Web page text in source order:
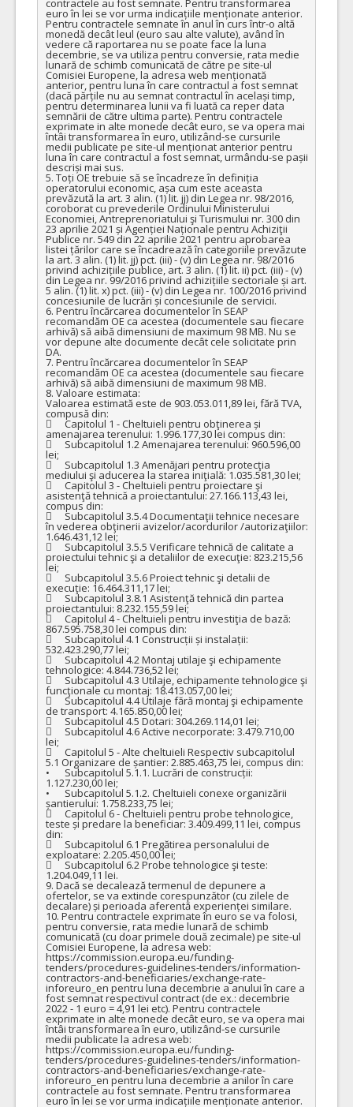
contractele au fost semnate. Pentru transformarea
euro în lei se vor urma indicațiile menționate anterior.
Pentru contractele semnate în anul în curs într-o altă
monedă decât leul (euro sau alte valute), având în
vedere că raportarea nu se poate face la luna
decembrie, se va utiliza pentru conversie, rata medie
lunară de schimb comunicată de către pe site-ul
Comisiei Europene, la adresa web menționată
anterior, pentru luna în care contractul a fost semnat
(dacă părțile nu au semnat contractul în același timp,
pentru determinarea lunii va fi luată ca reper data
semnării de către ultima parte). Pentru contractele
exprimate in alte monede decât euro, se va opera mai
întâi transformarea în euro, utilizând-se cursurile
medii publicate pe site-ul menționat anterior pentru
luna în care contractul a fost semnat, urmându-se pașii
descriși mai sus.
5. Toți OE trebuie să se încadreze în definiția
operatorului economic, așa cum este aceasta
prevăzută la art. 3 alin. (1) lit. jj) din Legea nr. 98/2016,
coroborat cu prevederile Ordinului Ministerului
Economiei, Antreprenoriatului şi Turismului nr. 300 din
23 aprilie 2021 și Agenției Naționale pentru Achiziţii
Publice nr. 549 din 22 aprilie 2021 pentru aprobarea
listei țărilor care se încadrează în categoriile prevăzute
la art. 3 alin. (1) lit. jj) pct. (iii) - (v) din Legea nr. 98/2016
privind achizițiile publice, art. 3 alin. (1) lit. ii) pct. (iii) - (v)
din Legea nr. 99/2016 privind achizițiile sectoriale și art.
5 alin. (1) lit. x) pct. (iii) - (v) din Legea nr. 100/2016 privind
concesiunile de lucrări și concesiunile de servicii.
6. Pentru încărcarea documentelor în SEAP
recomandăm OE ca acestea (documentele sau fiecare
arhivă) să aibă dimensiuni de maximum 98 MB. Nu se
vor depune alte documente decât cele solicitate prin
DA.
7. Pentru încărcarea documentelor în SEAP
recomandăm OE ca acestea (documentele sau fiecare
arhivă) să aibă dimensiuni de maximum 98 MB.
8. Valoare estimata:
Valoarea estimată este de 903.053.011,89 lei, fără TVA,
compusă din:
	Capitolul 1 - Cheltuieli pentru obţinerea și
amenajarea terenului: 1.996.177,30 lei compus din:
	Subcapitolul 1.2 Amenajarea terenului: 960.596,00
lei;
	Subcapitolul 1.3 Amenăjari pentru protecţia
mediului şi aducerea la starea iniţială: 1.035.581,30 lei;
	Capitolul 3 - Cheltuieli pentru proiectare şi
asistenţă tehnică a proiectantului: 27.166.113,43 lei,
compus din:
	Subcapitolul 3.5.4 Documentaţii tehnice necesare
în vederea obţinerii avizelor/acordurilor /autorizaţiilor:
1.646.431,12 lei;
	Subcapitolul 3.5.5 Verificare tehnică de calitate a
proiectului tehnic şi a detaliilor de execuţie: 823.215,56
lei;
	Subcapitolul 3.5.6 Proiect tehnic şi detalii de
execuţie: 16.464.311,17 lei;
	Subcapitolul 3.8.1 Asistenţă tehnică din partea
proiectantului: 8.232.155,59 lei;
	Capitolul 4 - Cheltuieli pentru investiţia de bază:
867.595.758,30 lei compus din:
	Subcapitolul 4.1 Construcții și instalații:
532.423.290,77 lei;
	Subcapitolul 4.2 Montaj utilaje şi echipamente
tehnologice: 4.844.736,52 lei;
	Subcapitolul 4.3 Utilaje, echipamente tehnologice şi
funcţionale cu montaj: 18.413.057,00 lei;
	Subcapitolul 4.4 Utilaje fără montaj şi echipamente
de transport: 4.165.850,00 lei;
	Subcapitolul 4.5 Dotari: 304.269.114,01 lei;
	Subcapitolul 4.6 Active necorporate: 3.479.710,00
lei;
	Capitolul 5 - Alte cheltuieli Respectiv subcapitolul
5.1 Organizare de șantier: 2.885.463,75 lei, compus din:
•	Subcapitolul 5.1.1. Lucrări de construcții:
1.127.230,00 lei;
•	Subcapitolul 5.1.2. Cheltuieli conexe organizării
șantierului: 1.758.233,75 lei;
	Capitolul 6 - Cheltuieli pentru probe tehnologice,
teste și predare la beneficiar: 3.409.499,11 lei, compus
din:
	Subcapitolul 6.1 Pregătirea personalului de
exploatare: 2.205.450,00 lei;
	Subcapitolul 6.2 Probe tehnologice şi teste:
1.204.049,11 lei.
9. Dacă se decalează termenul de depunere a
ofertelor, se va extinde corespunzător (cu zilele de
decalare) și perioada aferentă experienței similare.
10. Pentru contractele exprimate în euro se va folosi,
pentru conversie, rata medie lunară de schimb
comunicată (cu doar primele două zecimale) pe site-ul
Comisiei Europene, la adresa web:
https://commission.europa.eu/funding-
tenders/procedures-guidelines-tenders/information-
contractors-and-beneficiaries/exchange-rate-
inforeuro_en pentru luna decembrie a anului în care a
fost semnat respectivul contract (de ex.: decembrie
2022 - 1 euro = 4,91 lei etc). Pentru contractele
exprimate in alte monede decât euro, se va opera mai
întâi transformarea în euro, utilizând-se cursurile
medii publicate la adresa web:
https://commission.europa.eu/funding-
tenders/procedures-guidelines-tenders/information-
contractors-and-beneficiaries/exchange-rate-
inforeuro_en pentru luna decembrie a anilor în care
contractele au fost semnate. Pentru transformarea
euro în lei se vor urma indicațiile menționate anterior.